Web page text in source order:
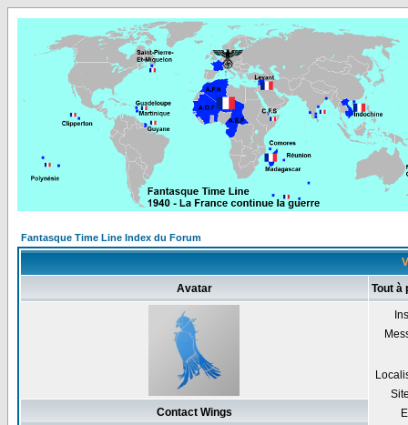
Fantasque Time Line Index du Forum
Avatar Tout à
Contact Wings